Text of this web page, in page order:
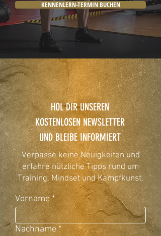
KENNENLERN-TERMIN BUCHEN
HOL DIR UNSEREN
KOSTENLOSEN NEWSLETTER
UND BLEIBE INFORMIERT
Verpasse keine Neuigkeiten und
erfahre nützliche Tipps rund um
Training, Mindset und Kampfkunst.
Vorname
Nachname